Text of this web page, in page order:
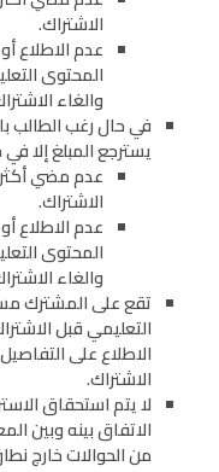
الاشتراك.
المحتوى
والغاء
في حال رغب الطالب
يسترجع المبلغ إلا
الاشتراك.
المحتوى
والغاء
تقع على المشترك
التعليمي قبل
الاطلاع على
الاشتراك.
لا يتم استحقاق
الاتفاق بينه وبين
من الحوالات خارج